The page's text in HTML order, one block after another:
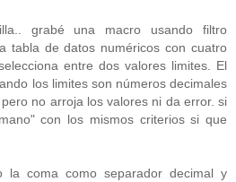
grabé una macro usando filtro
tabla de datos numéricos con cuatro
entre dos valores limites. El
los limites son números decimales
no arroja los valores ni da error. si
con los mismos criterios si que
la coma como separador decimal y